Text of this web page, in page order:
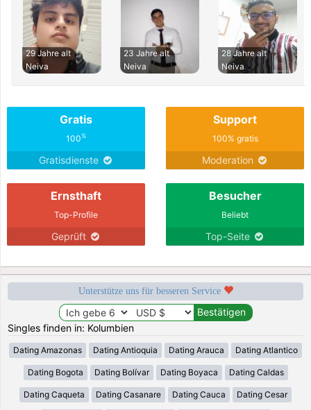
29 Jahre alt
Neiva
23 Jahre alt
Neiva
28 Jahre alt
Neiva
Gratis
100%
Gratisdienste
Support
100% gratis
Moderation
Ernsthaft
Top-Profile
Geprüft
Besucher
Beliebt
Top-Seite
Unterstütze uns für besseren Service
Singles finden in: Kolumbien
Dating Amazonas Dating Antioquia Dating Arauca Dating Atlantico
Dating Bogota Dating Bolívar Dating Boyaca Dating Caldas
Dating Caqueta Dating Casanare Dating Cauca Dating Cesar